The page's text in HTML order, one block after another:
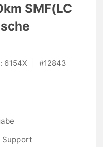
SMF(LC
6154X #12843
Support